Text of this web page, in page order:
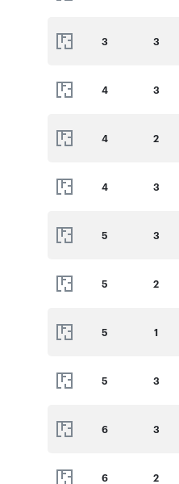
3 3
4 3
4 2
4 3
5 3
5 2
5 1
5 3
6 3
6 2